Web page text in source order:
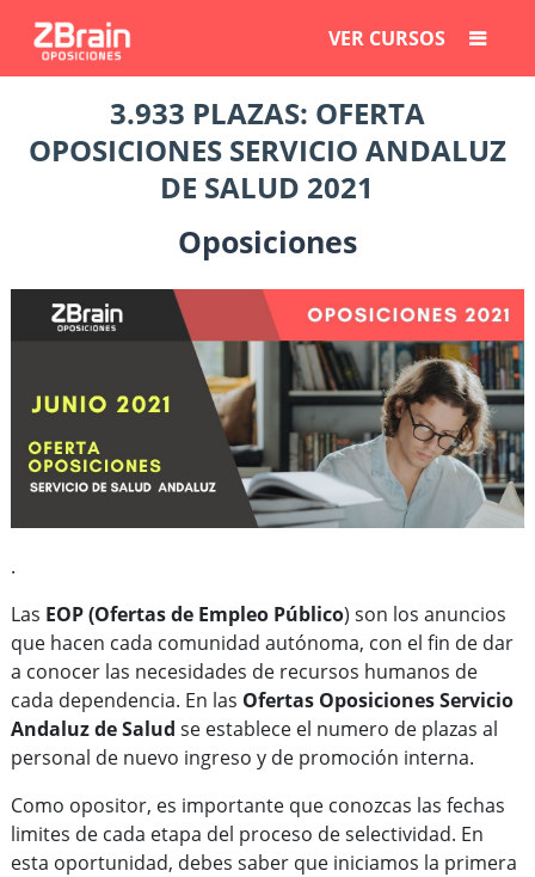
VER CURSOS
3.933 PLAZAS: OFERTA
OPOSICIONES SERVICIO ANDALUZ
DE SALUD 2021
Oposiciones
.
Las EOP (Ofertas de Empleo Público) son los anuncios
que hacen cada comunidad autónoma, con el fin de dar
a conocer las necesidades de recursos humanos de
cada dependencia. En las Ofertas Oposiciones Servicio
Andaluz de Salud se establece el numero de plazas al
personal de nuevo ingreso y de promoción interna.
Como opositor, es importante que conozcas las fechas
limites de cada etapa del proceso de selectividad. En
esta oportunidad, debes saber que iniciamos la primera